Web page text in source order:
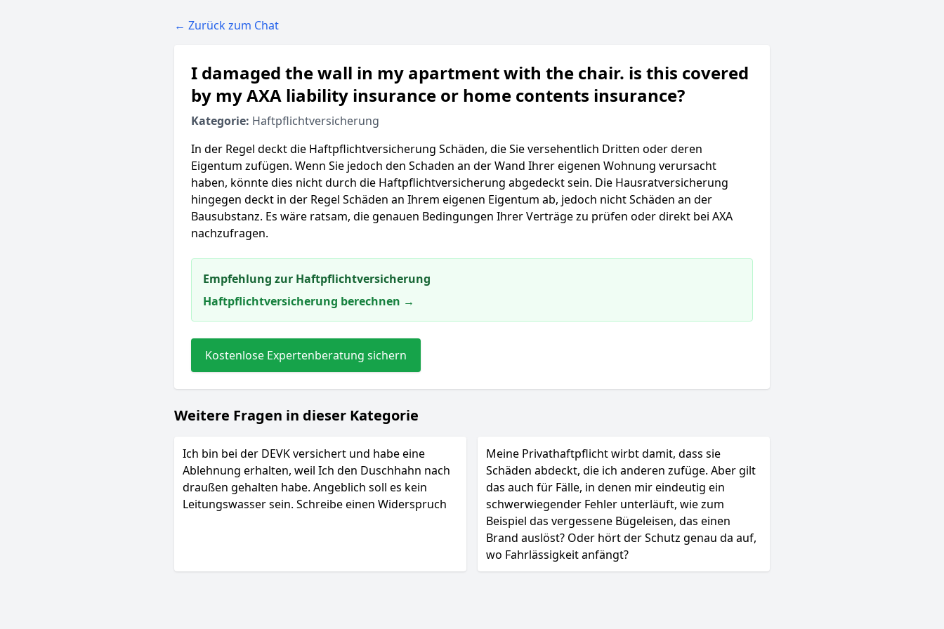
← Zurück zum Chat
I damaged the wall in my apartment with the chair. is this covered
by my AXA liability insurance or home contents insurance?
Kategorie: Haftpflichtversicherung
In der Regel deckt die Haftpflichtversicherung Schäden, die Sie versehentlich Dritten oder deren
Eigentum zufügen. Wenn Sie jedoch den Schaden an der Wand Ihrer eigenen Wohnung verursacht
haben, könnte dies nicht durch die Haftpflichtversicherung abgedeckt sein. Die Hausratversicherung
hingegen deckt in der Regel Schäden an Ihrem eigenen Eigentum ab, jedoch nicht Schäden an der
Bausubstanz. Es wäre ratsam, die genauen Bedingungen Ihrer Verträge zu prüfen oder direkt bei AXA
nachzufragen.
Empfehlung zur Haftpflichtversicherung
Haftpflichtversicherung berechnen →
Kostenlose Expertenberatung sichern
Weitere Fragen in dieser Kategorie
Ich bin bei der DEVK versichert und habe eine
Ablehnung erhalten, weil Ich den Duschhahn nach
draußen gehalten habe. Angeblich soll es kein
Leitungswasser sein. Schreibe einen Widerspruch
Meine Privathaftpflicht wirbt damit, dass sie
Schäden abdeckt, die ich anderen zufüge. Aber gilt
das auch für Fälle, in denen mir eindeutig ein
schwerwiegender Fehler unterläuft, wie zum
Beispiel das vergessene Bügeleisen, das einen
Brand auslöst? Oder hört der Schutz genau da auf,
wo Fahrlässigkeit anfängt?